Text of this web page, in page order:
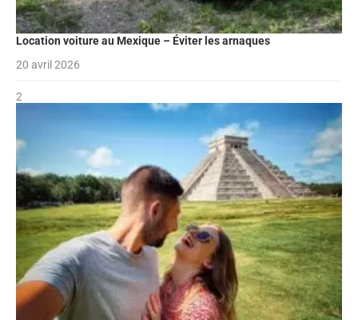
Location voiture au Mexique – Éviter les arnaques
20 avril 2026
2